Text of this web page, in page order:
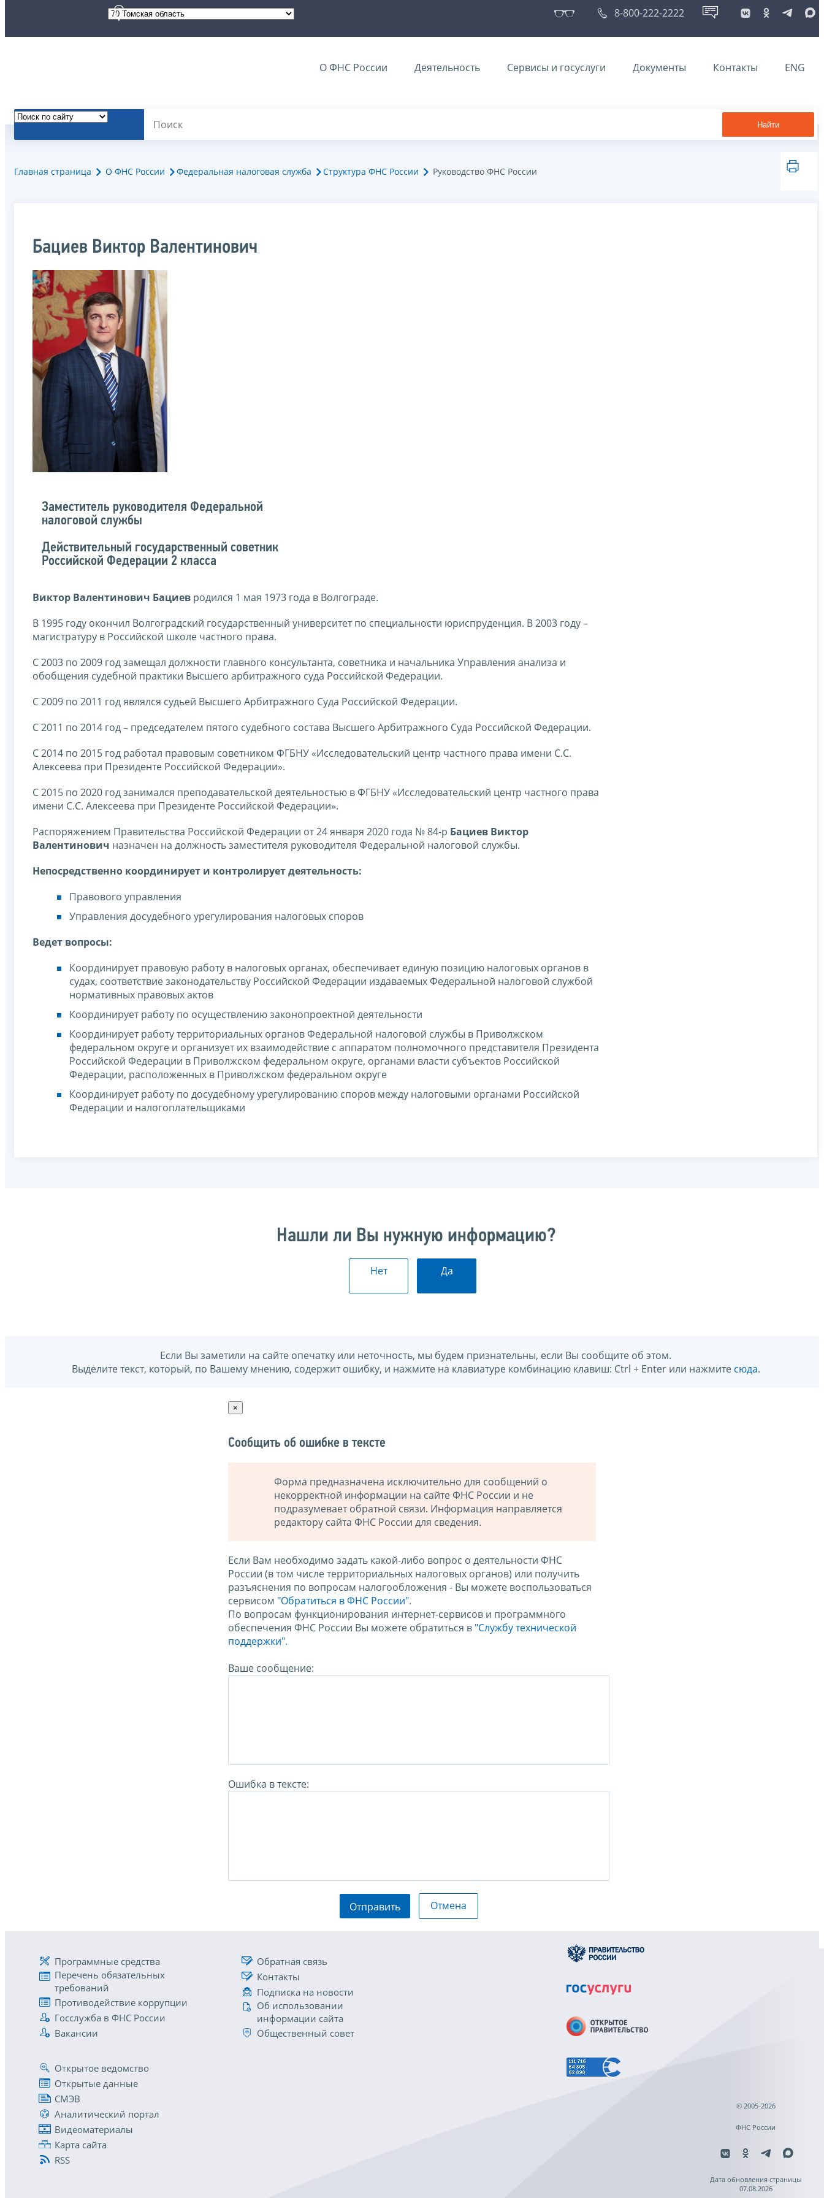
8-800-222-2222
О ФНС России Деятельность Сервисы и госуслуги Документы Контакты ENG
Найти
Главная страница О ФНС России Федеральная налоговая служба Структура ФНС России Руководство ФНС России
Бациев Виктор Валентинович
Заместитель руководителя Федеральной
налоговой службы
Действительный государственный советник
Российской Федерации 2 класса
Виктор Валентинович Бациев родился 1 мая 1973 года в Волгограде.
В 1995 году окончил Волгоградский государственный университет по специальности юриспруденция. В 2003 году –
магистратуру в Российской школе частного права.
С 2003 по 2009 год замещал должности главного консультанта, советника и начальника Управления анализа и
обобщения судебной практики Высшего арбитражного суда Российской Федерации.
С 2009 по 2011 год являлся судьей Высшего Арбитражного Суда Российской Федерации.
С 2011 по 2014 год – председателем пятого судебного состава Высшего Арбитражного Суда Российской Федерации.
С 2014 по 2015 год работал правовым советником ФГБНУ «Исследовательский центр частного права имени С.С.
Алексеева при Президенте Российской Федерации».
С 2015 по 2020 год занимался преподавательской деятельностью в ФГБНУ «Исследовательский центр частного права
имени С.С. Алексеева при Президенте Российской Федерации».
Распоряжением Правительства Российской Федерации от 24 января 2020 года № 84-р Бациев Виктор
Валентинович назначен на должность заместителя руководителя Федеральной налоговой службы.
Непосредственно координирует и контролирует деятельность:
Правового управления
Управления досудебного урегулирования налоговых споров
Ведет вопросы:
Координирует правовую работу в налоговых органах, обеспечивает единую позицию налоговых органов в
судах, соответствие законодательству Российской Федерации издаваемых Федеральной налоговой службой
нормативных правовых актов
Координирует работу по осуществлению законопроектной деятельности
Координирует работу территориальных органов Федеральной налоговой службы в Приволжском
федеральном округе и организует их взаимодействие с аппаратом полномочного представителя Президента
Российской Федерации в Приволжском федеральном округе, органами власти субъектов Российской
Федерации, расположенных в Приволжском федеральном округе
Координирует работу по досудебному урегулированию споров между налоговыми органами Российской
Федерации и налогоплательщиками
Нашли ли Вы нужную информацию?
Нет Да
Если Вы заметили на сайте опечатку или неточность, мы будем признательны, если Вы сообщите об этом.
Выделите текст, который, по Вашему мнению, содержит ошибку, и нажмите на клавиатуре комбинацию клавиш: Ctrl + Enter или нажмите сюда.
×
Сообщить об ошибке в тексте
Форма предназначена исключительно для сообщений о
некорректной информации на сайте ФНС России и не
подразумевает обратной связи. Информация направляется
редактору сайта ФНС России для сведения.
Если Вам необходимо задать какой-либо вопрос о деятельности ФНС
России (в том числе территориальных налоговых органов) или получить
разъяснения по вопросам налогообложения - Вы можете воспользоваться
сервисом "Обратиться в ФНС России".
По вопросам функционирования интернет-сервисов и программного
обеспечения ФНС России Вы можете обратиться в "Службу технической
поддержки".
Ваше сообщение:
Ошибка в тексте:
Отправить Отмена
Программные средства
Перечень обязательных
требований
Противодействие коррупции
Госслужба в ФНС России
Вакансии
Обратная связь
Контакты
Подписка на новости
Об использовании
информации сайта
Общественный совет
Открытое ведомство
Открытые данные
СМЭВ
Аналитический портал
Видеоматериалы
Карта сайта
RSS
© 2005-2026
ФНС России
Дата обновления страницы
07.08.2026